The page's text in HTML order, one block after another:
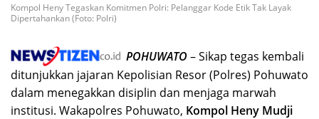
Kompol Heny Tegaskan Komitmen Polri: Pelanggar Kode Etik Tak Layak
Dipertahankan (Foto: Polri)
POHUWATO – Sikap tegas kembali
ditunjukkan jajaran Kepolisian Resor (Polres) Pohuwato
dalam menegakkan disiplin dan menjaga marwah
institusi. Wakapolres Pohuwato, Kompol Heny Mudji